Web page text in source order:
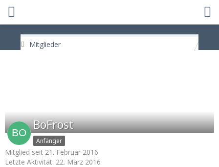
Mitglieder
BoFrost
Anfänger
Mitglied seit 21. Februar 2016
Letzte Aktivität: 22. März 2016